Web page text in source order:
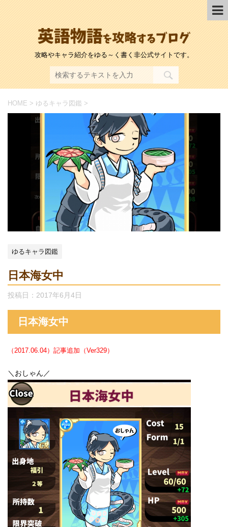
攻略やキャラ紹介をゆる～く書く非公式サイトです。
HOME > ゆるキャラ図鑑 >
ゆるキャラ図鑑
日本海女中
投稿日： 2017年6月4日
日本海女中
（2017.06.04）記事追加（Ver329）
＼おしゃん／